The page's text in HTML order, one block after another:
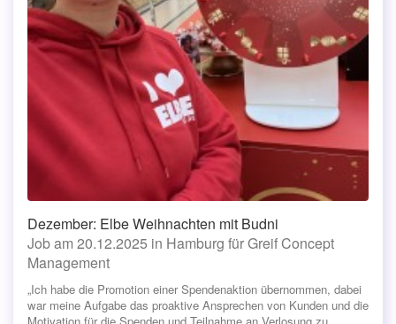
Dezember: Elbe Weihnachten mit Budni
Job am 20.12.2025 in Hamburg für Greif Concept
Management
„Ich habe die Promotion einer Spendenaktion übernommen, dabei
war meine Aufgabe das proaktive Ansprechen von Kunden und die